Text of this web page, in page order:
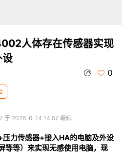
人体存在传感器实现
设
0
于 2026-6-14 14:57 编辑
力传感器+接入HA的电脑及外设
等等）来实现无感使用电脑，现